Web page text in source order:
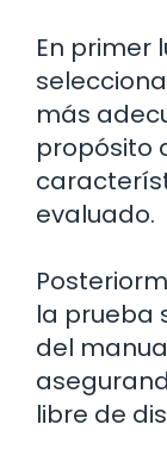
En primer
más
propósito
evaluado.
la prueba
del
libre de